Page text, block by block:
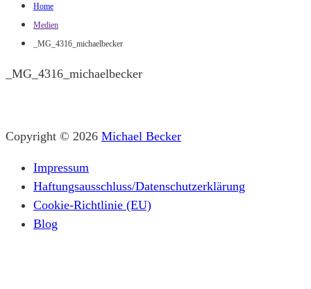
Home
Medien
_MG_4316_michaelbecker
_MG_4316_michaelbecker
Copyright © 2026 Michael Becker
Impressum
Haftungsausschluss/Datenschutzerklärung
Cookie-Richtlinie (EU)
Blog